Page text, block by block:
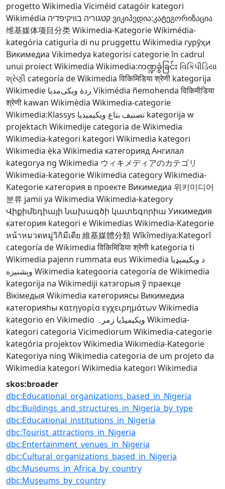
progetto Wikimedia Viciméid catagóir kategori
Wikimédia קטגוריה בוויקיפדיה ვიკიპედია:კატეგორიზაცია
维基媒体项目分类Wikimedia-KategorieWikimédia-
kategória catigurìa di nu pruggettu Wikimedia гурӯҳи
Викимедиа Vikimedya kategorisi categorie în cadrul
unui proiect Wikimedia Wikimedia:ကဏ္ဍခွဲခြင်း વિકિપીડિયા
શ્રેણી categoría de Wikimedia विकिमिडिया श्रेणी kategorija
Wikimedie ردهٔ ویکی‌مدیا Vikimédia ñemohenda विकिमीडिया
श्रेणी kawan Wikimèdia Wikimedia-categorie
Wikimedia:Klassys تصنيف بتاع ويكيميديا kategorija w
projektach Wikimedije categoria de Wikimedia
Wikimedia-kategori kategori Wikimedia kategori
Wikimedia ẹ̀ka Wikimedia категорияд Ангилал
kategorya ng Wikimedia ウィキメディアのカテゴリ
Wikimedia-kategorieWikimedia categoryWikimedia-
Kategorie категория в проекте Викимедиа 위키미디어
분류 jamii ya Wikimedia Wikimedia-kategory
Վիքիմեդիայի նախագծի կատեգորիա Уикимедия
категория kategori e Wikimedias Wikimedia-Kategorie
หน้าหมวดหมู่วิกิมีเดีย 維基媒體分類Wîkîmediya:Kategorî
categoría de Wikimedia विकिमिडिया श्रेणी kategoria ti
Wikimedia pajenn rummata eus Wikimedia د ويکيمېډيا
وېشنيزه Wikimedia kategooria categoría de Wikimedia
kategorija na Wikimediji катэгорыя ў праекце
Вікімедыя Wikimedia категориясы Викимедиа
категорияһы κατηγορία εγχειρημάτων Wikimedia
kategorio en Vikimedio ویکیمیڈیا زمرہ Wikimedia-
kategori categoria Vicimediorum Wikimedia-categorie
kategória projektov Wikimedia Wikimedia-Kategorie
Kategoriya ning Wikimedia categoria de um projeto da
Wikimedia kategori Wikimedia kategori Wikimedia
skos:broader
dbc:Educational_organizations_based_in_Nigeria
dbc:Buildings_and_structures_in_Nigeria_by_type
dbc:Educational_institutions_in_Nigeria
dbc:Tourist_attractions_in_Nigeria
dbc:Entertainment_venues_in_Nigeria
dbc:Cultural_organizations_based_in_Nigeria
dbc:Museums_in_Africa_by_country
dbc:Museums_by_country